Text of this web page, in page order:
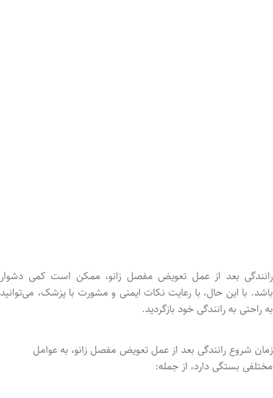
رانندگی بعد از عمل تعویض مفصل زانو، ممکن است کمی دشوار
باشد. با این حال، با رعایت نکات ایمنی و مشورت با پزشک، می‌توانید
به راحتی به رانندگی خود بازگردید.
زمان شروع رانندگی بعد از عمل تعویض مفصل زانو، به عوامل
مختلفی بستگی دارد، از جمله: